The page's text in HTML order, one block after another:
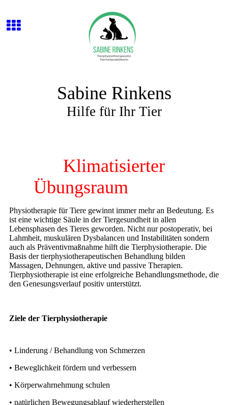
Sabine Rinkens
Hilfe für Ihr Tier
Klimatisierter
Übungsraum
Physiotherapie für Tiere gewinnt immer mehr an Bedeutung. Es
ist eine wichtige Säule in der Tiergesundheit in allen
Lebensphasen des Tieres geworden. Nicht nur postoperativ, bei
Lahmheit, muskulären Dysbalancen und Instabilitäten sondern
auch als Präventivmaßnahme hilft die Tierphysiotherapie. Die
Basis der tierphysiotherapeutischen Behandlung bilden
Massagen, Dehnungen, aktive und passive Therapien.
Tierphysiotherapie ist eine erfolgreiche Behandlungsmethode, die
den Genesungsverlauf positiv unterstützt.
Ziele der Tierphysiotherapie
• Linderung / Behandlung von Schmerzen
• Beweglichkeit fördern und verbessern
• Körperwahrnehmung schulen
• natürlichen Bewegungsablauf wiederherstellen